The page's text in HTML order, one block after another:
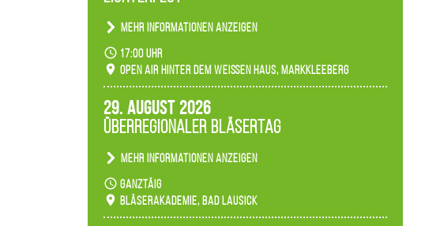
Mehr Informationen anzeigen
Becherlichter, Fackeln und Lichtinstallationen
verwandeln den agra-Park in einen farbigen
Märchenwald, der bei jedem Rundgang einen
Ambiente gibt es ein leuchtendes Konzert
unserer Fachbereiche.
17:00 Uhr
Open Air hinter dem weißen Haus, Markkleeberg
29. August 2026
Überregionaler Bläsertag
Mehr Informationen anzeigen
Teilnahme der Bläserklassen.
ganztäig
Bläserakademie, Bad Lausick